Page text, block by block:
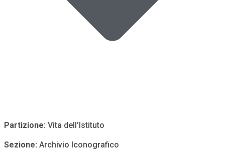
Partizione: Vita dell’Istituto
Sezione: Archivio Iconografico